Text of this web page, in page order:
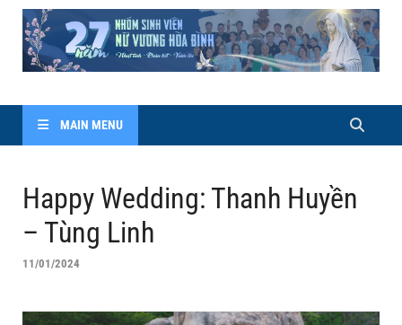
MAIN MENU
Happy Wedding: Thanh Huyền
– Tùng Linh
11/01/2024